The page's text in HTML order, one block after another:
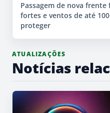
Passagem de nova
fortes e ventos de até
proteger
ATUALIZAÇÕES
Notícias